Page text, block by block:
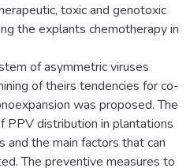
toxic and genotoxic
the explants chemotherapy in
of asymmetric viruses
of theirs tendencies for co-
was proposed. The
PPV distribution in plantations
the main factors that can
The preventive measures to